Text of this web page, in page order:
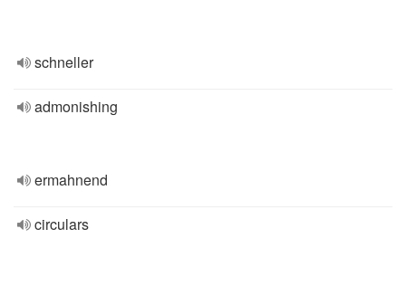
schneller
admonishing
ermahnend
circulars